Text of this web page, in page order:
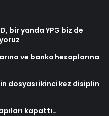
bir yanda YPG biz de
ve banka hesaplarına
dosyası ikinci kez disiplin
kapattı…